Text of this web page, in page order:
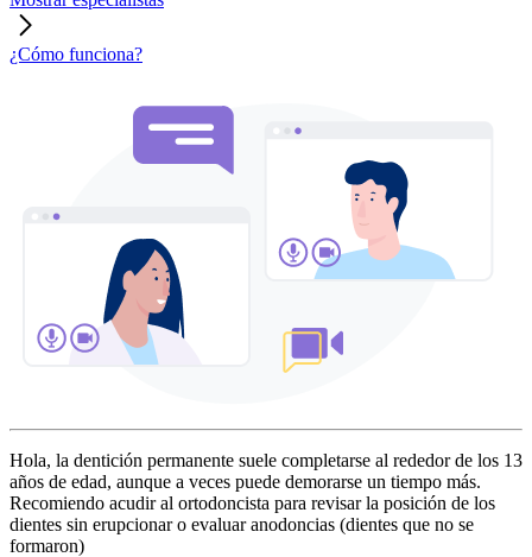
¿Cómo funciona?
Hola, la dentición permanente suele completarse al rededor de los 13
años de edad, aunque a veces puede demorarse un tiempo más.
Recomiendo acudir al ortodoncista para revisar la posición de los
dientes sin erupcionar o evaluar anodoncias (dientes que no se
formaron)